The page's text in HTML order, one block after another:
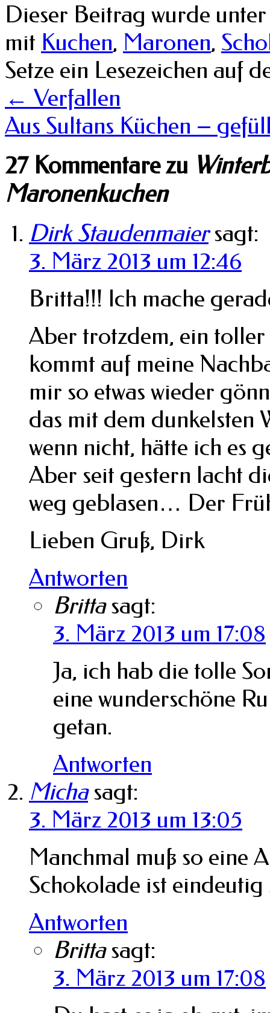
Dieser Beitrag wurde
mit Kuchen, Maronen,
Setze ein Lesezeichen auf
← Verfallen
Aus Sultans Küchen –
27 Kommentare zu
Maronenkuchen
Dirk Staudenmaier sagt:
3. März 2013 um 12:46
Britta!!! Ich mache
Aber trotzdem, ein
kommt auf meine
mir so etwas wieder
das mit dem dunkelsten
wenn nicht, hätte ich es
Aber seit gestern lacht
weg geblasen… Der
Lieben Gruß, Dirk
Antworten
Britta sagt:
3. März 2013 um 17:08
Ja, ich hab die tolle
eine wunderschöne
getan.
Antworten
Micha sagt:
3. März 2013 um 13:05
Manchmal muß so eine
Schokolade ist
Antworten
Britta sagt:
3. März 2013 um 17:08